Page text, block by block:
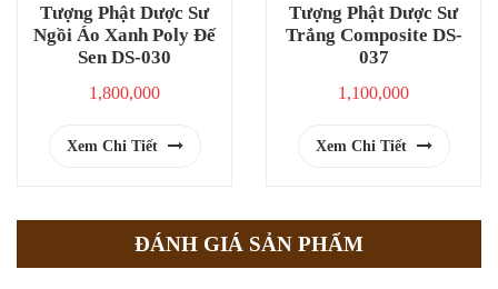
Tượng Phật Dược Sư
Ngồi Áo Xanh Poly Đế
Sen DS-030
1,800,000
Xem Chi Tiết
Tượng Phật Dược Sư
Trắng Composite DS-
037
1,100,000
Xem Chi Tiết
ĐÁNH GIÁ SẢN PHẨM